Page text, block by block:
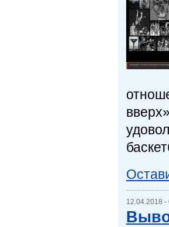
12.04.2018 -